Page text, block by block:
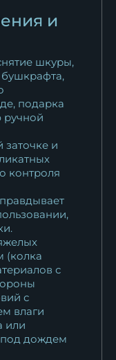
и
шкуры,
бушкрафта,
подарка
ручной
заточке и
контроля
(колка
с
с
влаги
или
дождем